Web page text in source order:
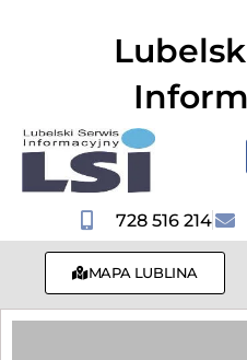
728 516 214
MAPA LUBLINA